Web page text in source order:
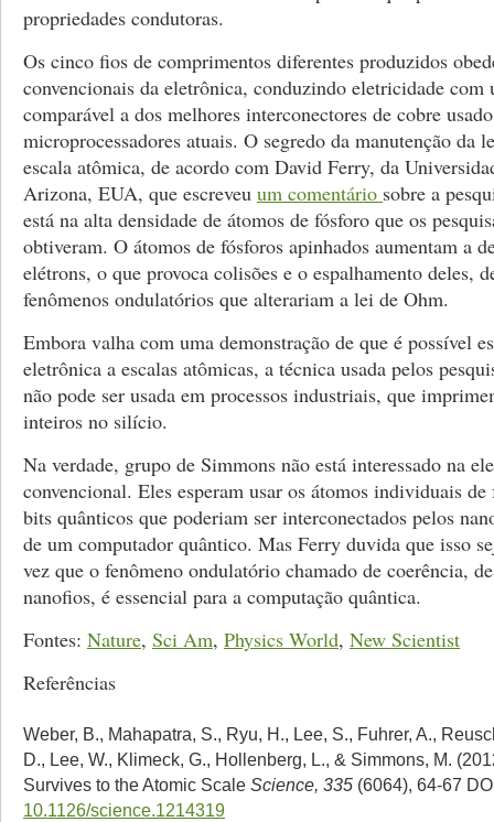
propriedades condutoras.
Os cinco fios de comprimentos diferentes produzidos
convencionais da eletrônica, conduzindo eletricidade com
comparável a dos melhores interconectores de cobre
microprocessadores atuais. O segredo da manutenção da
escala atômica, de acordo com David Ferry, da
Arizona, EUA, que escreveu um comentário sobre a
está na alta densidade de átomos de fósforo que os
obtiveram. O átomos de fósforos apinhados aumentam a
elétrons, o que provoca colisões e o espalhamento deles,
fenômenos ondulatórios que alterariam a lei de Ohm.
Embora valha com uma demonstração de que é possível
eletrônica a escalas atômicas, a técnica usada pelos
não pode ser usada em processos industriais, que
inteiros no silício.
Na verdade, grupo de Simmons não está interessado na
convencional. Eles esperam usar os átomos individuais
bits quânticos que poderiam ser interconectados pelos
de um computador quântico. Mas Ferry duvida que isso
vez que o fenômeno ondulatório chamado de coerência,
nanofios, é essencial para a computação quântica.
Fontes: Nature, Sci Am, Physics World, New Scientist
Referências
Weber, B., Mahapatra, S., Ryu, H., Lee, S., Fuhrer, A.,
D., Lee, W., Klimeck, G., Hollenberg, L., & Simmons, M.
Survives to the Atomic Scale Science, 335 (6064), 64-67
10.1126/science.1214319